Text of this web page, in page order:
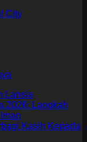
City
Lansia
2026: Langkah
Kasih Kepada